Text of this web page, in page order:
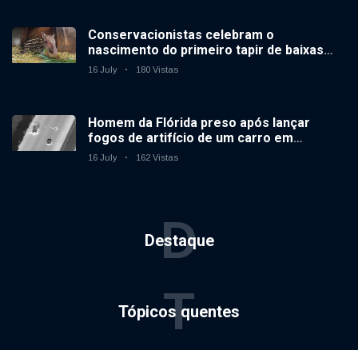
Conservacionistas celebram o
nascimento do primeiro tapir de baixas
terras no zoológico do Reino Unido em 14
16 July 180 Vistas
Homem da Flórida preso após lançar
fogos de artifício de um carro em
movimento
16 July 162 Vistas
Destaque
D
Tópicos quentes
T